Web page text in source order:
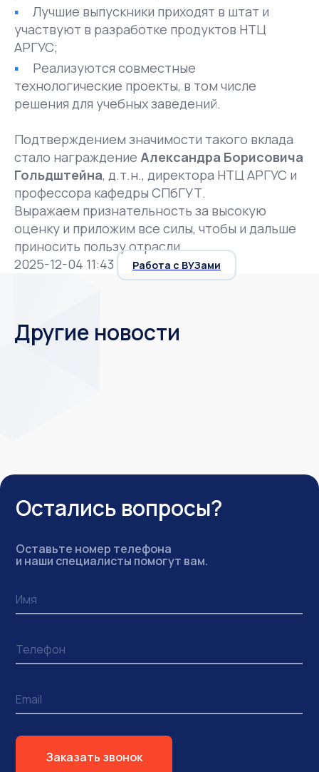
Лучшие выпускники приходят в штат и
участвуют в разработке продуктов НТЦ
АРГУС;
Реализуются совместные
технологические проекты, в том числе
решения для учебных заведений.
Подтверждением значимости такого вклада
стало награждение Александра Борисовича
Гольдштейна, д.т.н., директора НТЦ АРГУС и
профессора кафедры СПбГУТ.
Выражаем признательность за высокую
оценку и приложим все силы, чтобы и дальше
приносить пользу отрасли.
2025-12-04 11:43
Работа с ВУЗами
Другие новости
Остались вопросы?
Оставьте номер телефона
и наши специалисты помогут вам.
Заказать звонок